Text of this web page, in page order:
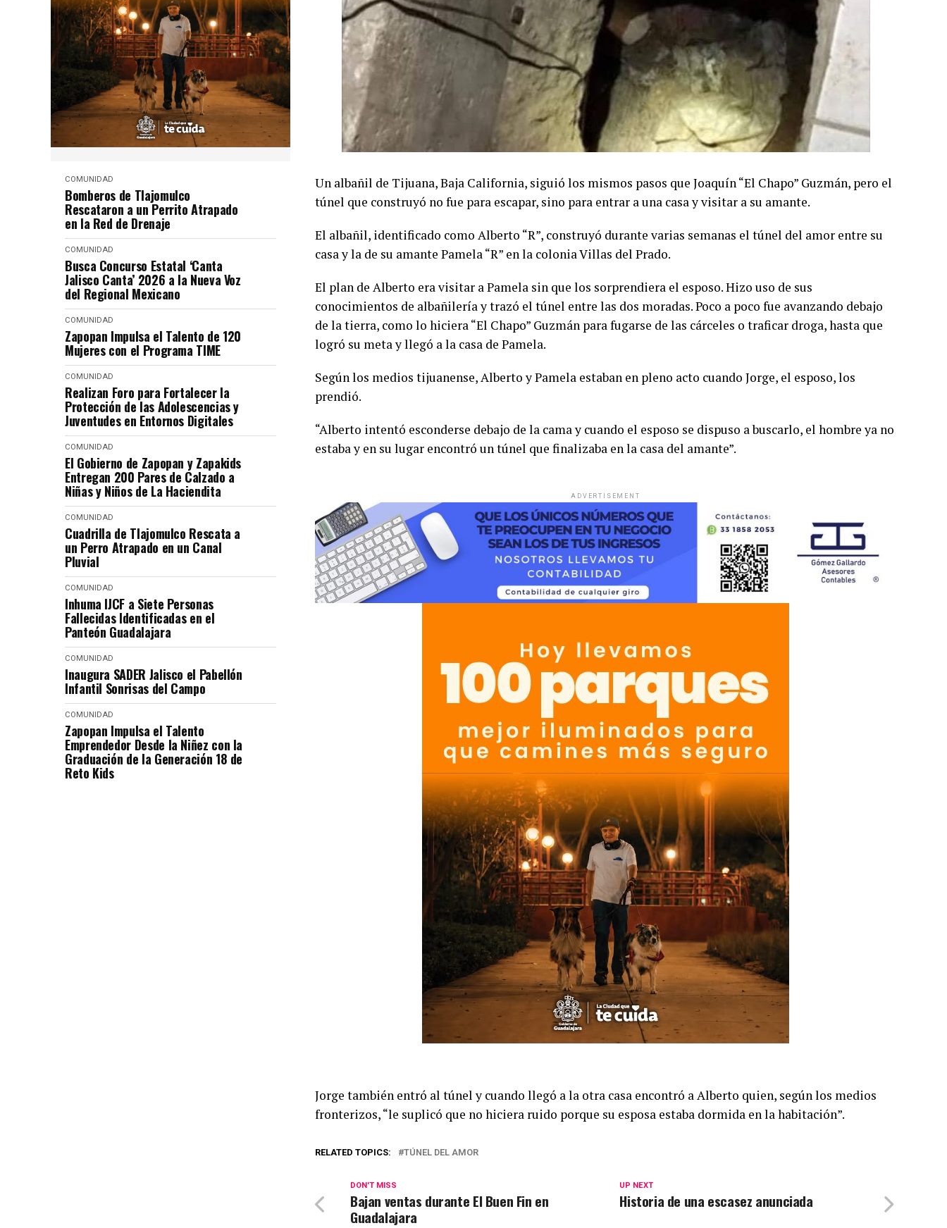
COMUNIDAD
Bomberos de Tlajomulco
Rescataron a un Perrito Atrapado
en la Red de Drenaje
COMUNIDAD
Busca Concurso Estatal ‘Canta
Jalisco Canta’ 2026 a la Nueva Voz
del Regional Mexicano
COMUNIDAD
Zapopan Impulsa el Talento de 120
Mujeres con el Programa TIME
COMUNIDAD
Realizan Foro para Fortalecer la
Protección de las Adolescencias y
Juventudes en Entornos Digitales
COMUNIDAD
El Gobierno de Zapopan y Zapakids
Entregan 200 Pares de Calzado a
Niñas y Niños de La Haciendita
COMUNIDAD
Cuadrilla de Tlajomulco Rescata a
un Perro Atrapado en un Canal
Pluvial
COMUNIDAD
Inhuma IJCF a Siete Personas
Fallecidas Identificadas en el
Panteón Guadalajara
COMUNIDAD
Inaugura SADER Jalisco el Pabellón
Infantil Sonrisas del Campo
COMUNIDAD
Zapopan Impulsa el Talento
Emprendedor Desde la Niñez con la
Graduación de la Generación 18 de
Reto Kids
Un albañil de Tijuana, Baja California, siguió los mismos pasos que Joaquín “El Chapo” Guzmán, pero el
túnel que construyó no fue para escapar, sino para entrar a una casa y visitar a su amante.
El albañil, identificado como Alberto “R”, construyó durante varias semanas el túnel del amor entre su
casa y la de su amante Pamela “R” en la colonia Villas del Prado.
El plan de Alberto era visitar a Pamela sin que los sorprendiera el esposo. Hizo uso de sus
conocimientos de albañilería y trazó el túnel entre las dos moradas. Poco a poco fue avanzando debajo
de la tierra, como lo hiciera “El Chapo” Guzmán para fugarse de las cárceles o traficar droga, hasta que
logró su meta y llegó a la casa de Pamela.
Según los medios tijuanense, Alberto y Pamela estaban en pleno acto cuando Jorge, el esposo, los
prendió.
“Alberto intentó esconderse debajo de la cama y cuando el esposo se dispuso a buscarlo, el hombre ya no
estaba y en su lugar encontró un túnel que finalizaba en la casa del amante”.
ADVERTISEMENT
Jorge también entró al túnel y cuando llegó a la otra casa encontró a Alberto quien, según los medios
fronterizos, “le suplicó que no hiciera ruido porque su esposa estaba dormida en la habitación”.
RELATED TOPICS: TÚNEL DEL AMOR
UP NEXT
Historia de una escasez anunciada
DON'T MISS
Bajan ventas durante El Buen Fin en
Guadalajara